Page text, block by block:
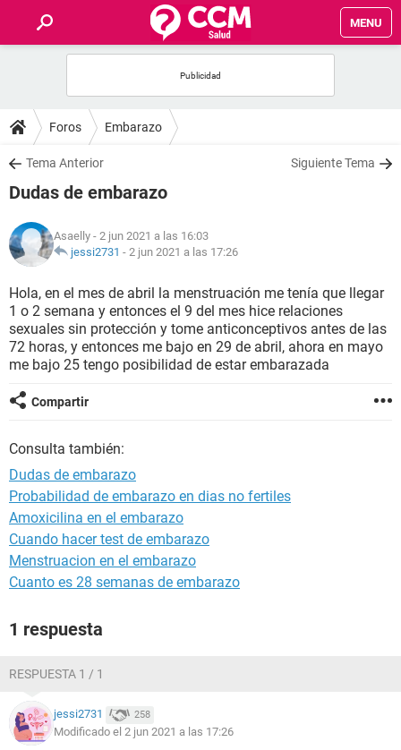
MENU
FOROS
SALUD
NUTRICIÓN
BIENESTAR
SEXUALIDAD
GLOSARIO
Foros Embarazo
Tema Anterior Siguiente Tema
Dudas de embarazo
Asaelly - 2 jun 2021 a las 16:03
jessi2731 - 2 jun 2021 a las 17:26
Hola, en el mes de abril la menstruación me tenía que llegar
1 o 2 semana y entonces el 9 del mes hice relaciones
sexuales sin protección y tome anticonceptivos antes de las
72 horas, y entonces me bajo en 29 de abril, ahora en mayo
me bajo 25 tengo posibilidad de estar embarazada
Compartir
Consulta también:
Dudas de embarazo
Probabilidad de embarazo en dias no fertiles
Amoxicilina en el embarazo
Cuando hacer test de embarazo
Menstruacion en el embarazo
Cuanto es 28 semanas de embarazo
1 respuesta
RESPUESTA 1 / 1
jessi2731 258
Modificado el 2 jun 2021 a las 17:26